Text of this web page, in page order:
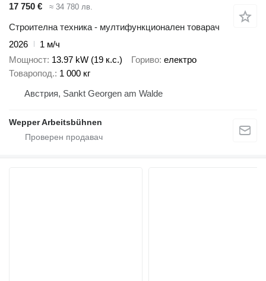
17 750 €
≈ 34 780 лв.
Строителна техника - мултифункционален товарач
2026
1 м/ч
Мощност 13.97 kW (19 к.с.) Гориво електро
Товаропод. 1 000 кг
Австрия, Sankt Georgen am Walde
Wepper Arbeitsbühnen